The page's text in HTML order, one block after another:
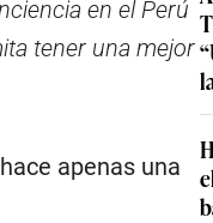
en el Perú
tener una mejor
apenas una